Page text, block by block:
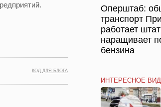
КОД ДЛЯ БЛОГА
Оперштаб:
транспорт
работает
наращивает
бензина
ИНТЕРЕСНОЕ